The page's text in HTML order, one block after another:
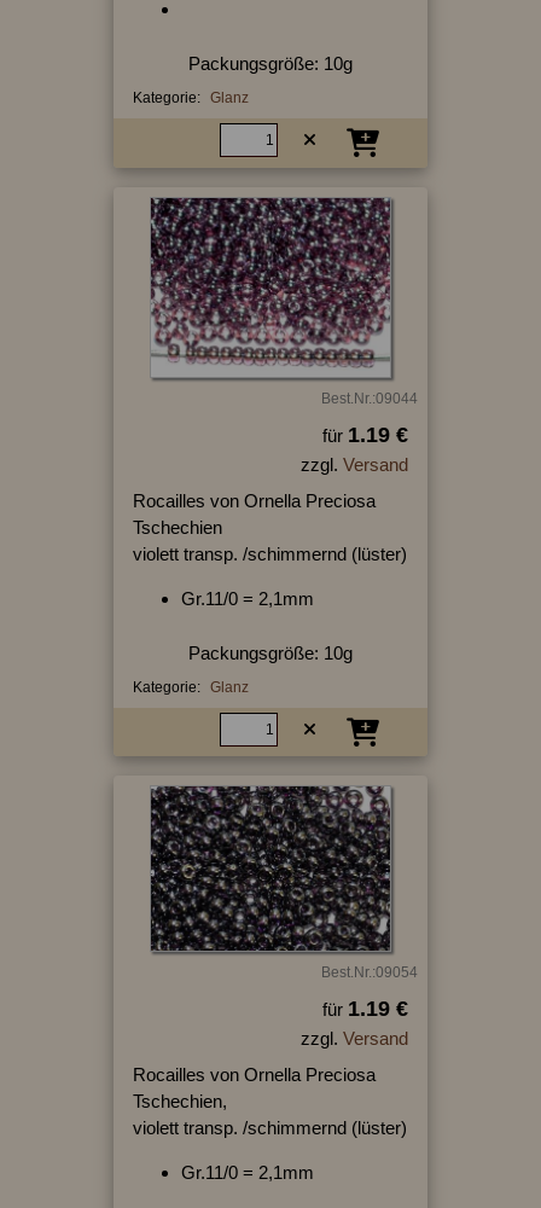
Packungsgröße: 10g
Kategorie: Glanz
Best.Nr.:09044
für 1.19 €
zzgl. Versand
Rocailles von Ornella Preciosa
Tschechien
violett transp. /schimmernd (lüster)
Gr.11/0 = 2,1mm
Packungsgröße: 10g
Kategorie: Glanz
Best.Nr.:09054
für 1.19 €
zzgl. Versand
Rocailles von Ornella Preciosa
Tschechien,
violett transp. /schimmernd (lüster)
Gr.11/0 = 2,1mm